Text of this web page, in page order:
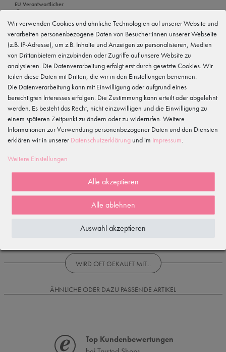
EU Verantwortlicher
tanzmuster GmbH
Gewerbeparkring 2, 15299 Müllrose, Deutschland
service@tanzmuster.de
033606-779250
Hersteller
tanzmuster
Gewerbeparkring 2, 15299 Müllrose, Deutschland
service@tanzmuster.de
033606-779250
Merkmale
5
3
1
WIRD OFT GEKAUFT MIT...
ÄHNLICHE ODER DAZU PASSENDE ARTIKEL
Top Kundenbewertungen
Wir verwenden Cookies und ähnliche Technologien auf unserer Website und
verarbeiten personenbezogene Daten von Besucher:innen unserer Webseite
(z.B. IP-Adresse), um z.B. Inhalte und Anzeigen zu personalisieren, Medien
von Drittanbietern einzubinden oder Zugriffe auf unsere Website zu
analysieren. Die Datenverarbeitung erfolgt erst durch gesetzte Cookies. Wir
teilen diese Daten mit Dritten, die wir in den Einstellungen benennen.
Die Datenverarbeitung kann mit Einwilligung oder aufgrund eines
berechtigten Interesses erfolgen. Die Zustimmung kann erteilt oder abgelehnt
werden. Es besteht das Recht, nicht einzuwilligen und die Einwilligung zu
einem späteren Zeitpunkt zu ändern oder zu widerrufen. Weitere
Informationen zur Verwendung personenbezogener Daten und den Diensten
erklären wir in unserer Daten­schutz­erklärung und im Impressum.
Weitere Einstellungen
Alle akzeptieren
Alle ablehnen
Auswahl akzeptieren